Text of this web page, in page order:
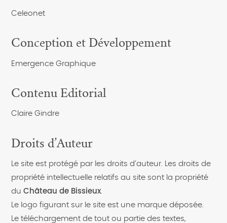
Celeonet
Conception et Développement
Emergence Graphique
Contenu Editorial
Claire Gindre
Droits d’Auteur
Le site est protégé par les droits d’auteur. Les droits de
propriété intellectuelle relatifs au site sont la propriété
duChâteau de Bissieux
Le logo figurant sur le site est une marque déposée.
Le téléchargement de tout ou partie des textes,